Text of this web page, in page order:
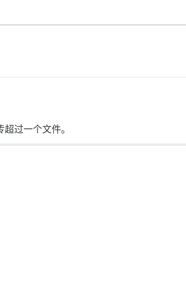
过一个文件。